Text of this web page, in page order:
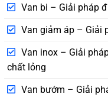
Van bi – Giải pháp
Van giảm áp – Giải
Van inox – Giải
chất lỏng
Van bướm – Giải